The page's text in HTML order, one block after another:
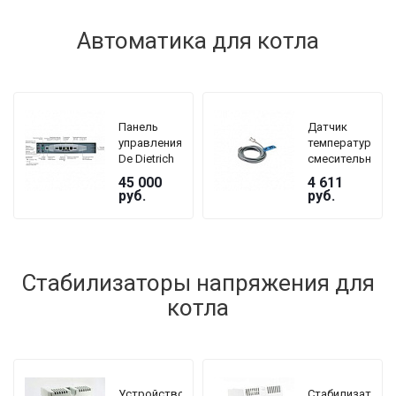
Автоматика для котла
Панель
управления
De Dietrich
DTG 230
GJ5 B3
45 000
руб.
Датчик
температуры
смесительного
контура De
Dietrich AD
199
4 611
руб.
Стабилизаторы напряжения для
котла